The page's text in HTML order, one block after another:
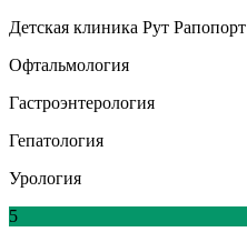
Детская клиника Рут Рапопорт
Офтальмология
Гастроэнтерология
Гепатология
Урология
5